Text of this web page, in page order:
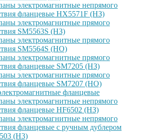
электромагнитные непрямого
фланцевые HX5571F (НЗ)
электромагнитные прямого
SM5563S (НЗ)
электромагнитные прямого
SM5564S (НО)
электромагнитные прямого
фланцевые SM7205 (НЗ)
электромагнитные прямого
фланцевые SM7207 (НО)
фланцевые
электромагнитные непрямого
фланцевые HF6502 (НЗ)
электромагнитные непрямого
фланцевые с ручным дублером
(Н3)